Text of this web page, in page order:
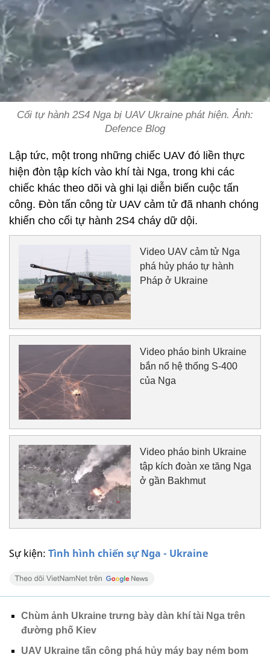
Sự kiện: Tình hình chiến sự Nga - Ukraine
Cối tự hành 2S4 Nga bị UAV Ukraine phát hiện. Ảnh:
Defence Blog
Lập tức, một trong những chiếc UAV đó liền thực
hiện đòn tập kích vào khí tài Nga, trong khi các
chiếc khác theo dõi và ghi lại diễn biến cuộc tấn
công. Đòn tấn công từ UAV cảm tử đã nhanh chóng
khiến cho cối tự hành 2S4 cháy dữ dội.
Video UAV cảm tử Nga
phá hủy pháo tự hành
Pháp ở Ukraine
Video pháo binh Ukraine
bắn nổ hệ thống S-400
của Nga
Video pháo binh Ukraine
tập kích đoàn xe tăng Nga
ở gần Bakhmut
Chùm ảnh Ukraine trưng bày dàn khí tài Nga trên
đường phố Kiev
UAV Ukraine tấn công phá hủy máy bay ném bom